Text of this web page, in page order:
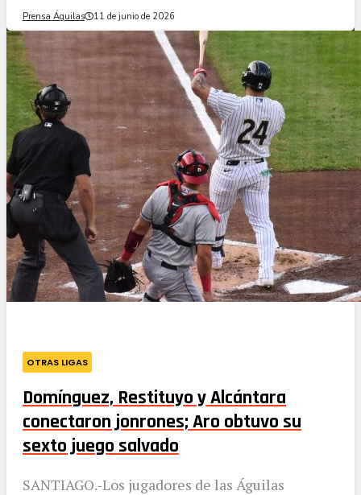
Prensa Águilas 11 de junio de 2026
OTRAS LIGAS
Domínguez, Restituyo y Alcántara
conectaron jonrones; Aro obtuvo su
sexto juego salvado
SANTIAGO.-Los jugadores de las Águilas